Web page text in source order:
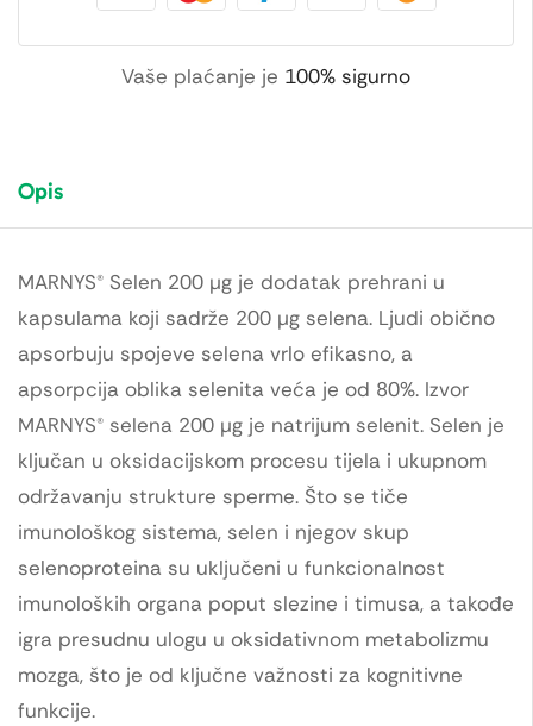
Vaše plaćanje je 100% sigurno
Opis
MARNYS® Selen 200 μg je dodatak prehrani u
kapsulama koji sadrže 200 μg selena. Ljudi obično
apsorbuju spojeve selena vrlo efikasno, a
apsorpcija oblika selenita veća je od 80%. Izvor
MARNYS® selena 200 μg je natrijum selenit. Selen je
ključan u oksidacijskom procesu tijela i ukupnom
održavanju strukture sperme. Što se tiče
imunološkog sistema, selen i njegov skup
selenoproteina su uključeni u funkcionalnost
imunoloških organa poput slezine i timusa, a takođe
igra presudnu ulogu u oksidativnom metabolizmu
mozga, što je od ključne važnosti za kognitivne
funkcije.